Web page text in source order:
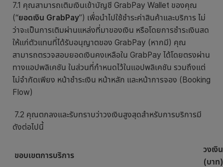
7.1 คุณสามารถเติมเงินเข้าบัญชี GrabPay Wallet ของคุณ
(“ยอดเงิน GrabPay”) เพื่อนำไปใช้ชำระค่าสินค้าและบริการ ไม่
ว่าจะเป็นการเติมผ่านแหล่งที่มาของเงิน หรือโดยการชำระเงินสด
ให้แก่ตัวแทนที่ได้รับอนุญาตของ GrabPay (หากมี) คุณ
สามารถตรวจสอบยอดเงินคงเหลือใน GrabPay ได้โดยตรงผ่าน
ทางแอปพลิเคชัน ในส่วนที่กำหนดไว้ในแอปพลิเคชัน รวมถึงแต่
ไม่จำกัดเพียง หน้าชำระเงิน หน้าหลัก และหน้าการจอง (Booking
Flow)
7.2 คุณตกลงและรับทราบว่าวงเงินสูงสุดสำหรับการบริการมี
ดังต่อไปนี้
ขอบเขตการบริการ
วงเงิ
(บาท)